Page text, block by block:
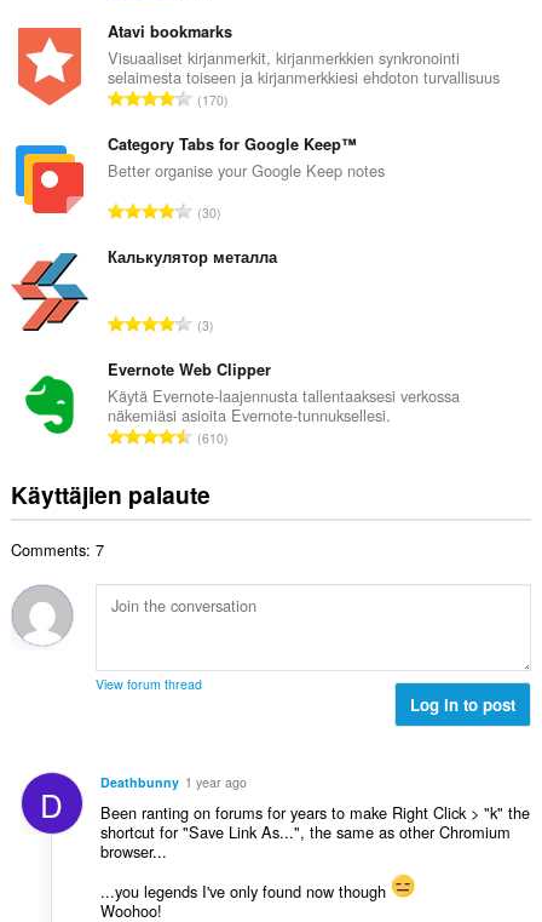
v
i
o
i
a
y
h
e
e
s
:
Atavi bookmarks
Visuaaliset kirjanmerkit, kirjanmerkkien synkronointi
selaimesta toiseen ja kirjanmerkkiesi ehdoton turvallisuus
A
v
i
i
a
h
e
e
n
s
:
170
Category Tabs for Google Keep™
Better organise your Google Keep notes
A
v
i
a
y
h
e
n
:
30
Калькулятор металла
A
v
i
o
i
a
y
e
e
ä
3
Evernote Web Clipper
Käytä Evernote-laajennusta tallentaaksesi verkossa
näkemiäsi asioita Evernote-tunnuksellesi.
A
v
i
t
a
t
s
ä
:
610
Käyttäjien palaute
Comments: 7
View forum thread
Log in to post
D Deathbunny 1 year ago
Been ranting on forums for years to make Right Click > "k" the
shortcut for "Save Link As...", the same as other Chromium
browser...
...you legends I've only found now though
Woohoo!